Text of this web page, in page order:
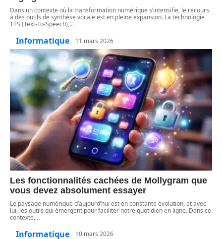
Dans un contexte où la transformation numérique s’intensifie, le recours
à des outils de synthèse vocale est en pleine expansion. La technologie
TTS (Text-To-Speech),…
Informatique 11 mars 2026
Les fonctionnalités cachées de Mollygram que
vous devez absolument essayer
Le paysage numérique d’aujourd’hui est en constante évolution, et avec
lui, les outils qui émergent pour faciliter notre quotidien en ligne. Dans ce
contexte,…
Informatique 10 mars 2026